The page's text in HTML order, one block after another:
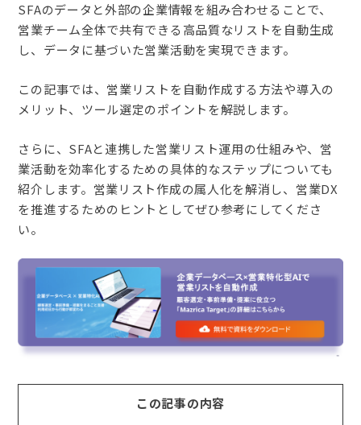
SFAのデータと外部の企業情報を組み合わせることで、
営業チーム全体で共有できる高品質なリストを自動生成
し、データに基づいた営業活動を実現できます。
この記事では、営業リストを自動作成する方法や導入の
メリット、ツール選定のポイントを解説します。
さらに、SFAと連携した営業リスト運用の仕組みや、営
業活動を効率化するための具体的なステップについても
紹介します。営業リスト作成の属人化を解消し、営業DX
を推進するためのヒントとしてぜひ参考にしてくださ
い。
この記事の内容